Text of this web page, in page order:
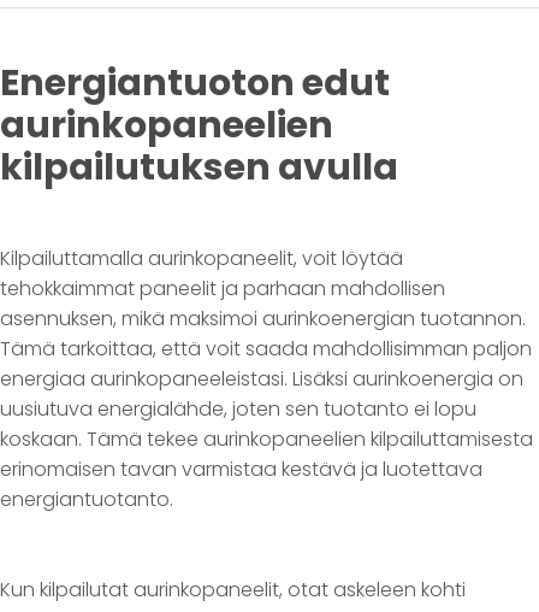
Energiantuoton edut
aurinkopaneelien
kilpailutuksen avulla
Kilpailuttamalla aurinkopaneelit, voit löytää
tehokkaimmat paneelit ja parhaan mahdollisen
asennuksen, mikä maksimoi aurinkoenergian tuotannon.
Tämä tarkoittaa, että voit saada mahdollisimman paljon
energiaa aurinkopaneeleistasi. Lisäksi aurinkoenergia on
uusiutuva energialähde, joten sen tuotanto ei lopu
koskaan. Tämä tekee aurinkopaneelien kilpailuttamisesta
erinomaisen tavan varmistaa kestävä ja luotettava
energiantuotanto.
Kun kilpailutat aurinkopaneelit, otat askeleen kohti